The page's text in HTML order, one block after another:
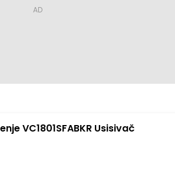
VC1801SFABKR Usisivač